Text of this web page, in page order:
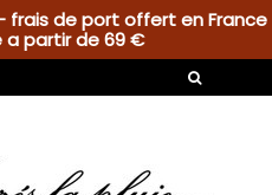
de port offert en France
partir de 69 €